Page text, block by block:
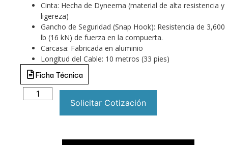
Cinta: Hecha de Dyneema (material de alta resistencia y
ligereza)
Gancho de Seguridad (Snap Hook): Resistencia de 3,600
lb (16 kN) de fuerza en la compuerta.
Carcasa: Fabricada en aluminio
Longitud del Cable: 10 metros (33 pies)
Ficha Técnica
Solicitar Cotización